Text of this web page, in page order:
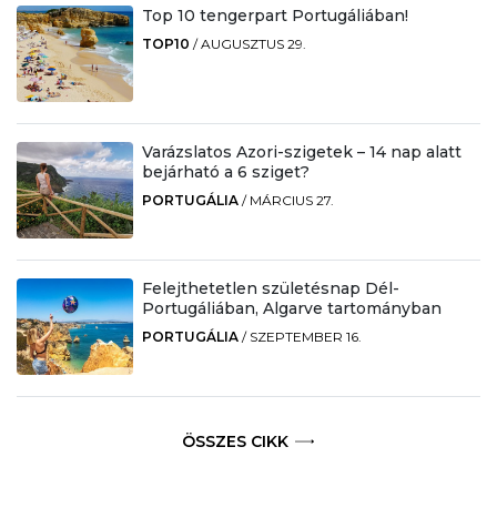
Top 10 tengerpart Portugáliában!
TOP10 /AUGUSZTUS 29.
Varázslatos Azori-szigetek – 14 nap alatt
bejárható a 6 sziget?
PORTUGÁLIA / MÁRCIUS 27.
Felejthetetlen születésnap Dél-
Portugáliában, Algarve tartományban
PORTUGÁLIA / SZEPTEMBER 16.
ÖSSZES CIKK